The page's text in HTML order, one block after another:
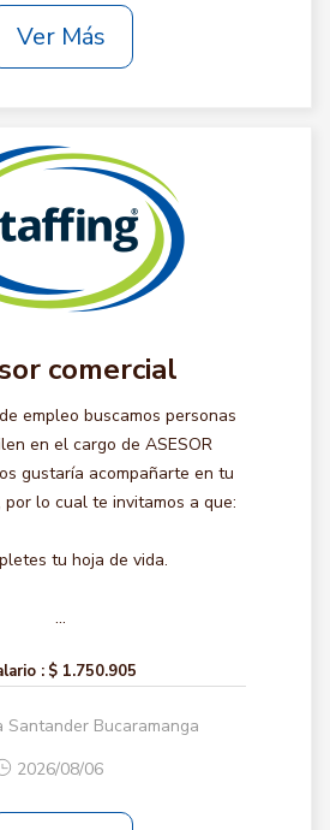
Ver Más
comercial
empleo buscamos personas
en el cargo de ASESOR
gustaría acompañarte en tu
por lo cual te invitamos a que:
tu hoja de vida.
...
: $ 1.750.905
Santander Bucaramanga
2026/08/06